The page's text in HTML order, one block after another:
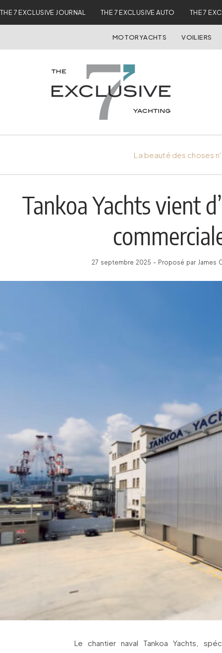
THE 7 EXCLUSIVE JOURNAL THE 7 EXCLUSIVE AUTO THE 7
MOTORYACHTS VOILIERS
La beauté des choses
Tankoa Yachts vient
27 septembre 2025 - Proposé par James
Le chantier naval Tankoa Yachts,